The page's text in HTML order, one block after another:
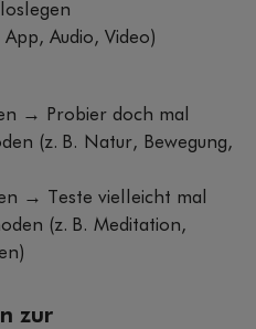
Audio, Video)
→ Probier doch mal
(z. B. Natur, Bewegung,
→ Teste vielleicht mal
(z. B. Meditation,
zur